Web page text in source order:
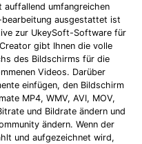
umfangreichen
bearbeitung ausgestattet ist
zur UkeySoft-Software für
gibt Ihnen die volle
des Bildschirms für die
Videos. Darüber
einfügen, den Bildschirm
MP4, WMV, AVI, MOV,
und Bildrate ändern und
ändern. Wenn der
und aufgezeichnet wird,